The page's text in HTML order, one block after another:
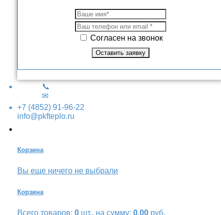
Согласен на звонок
📞
✉
+7 (4852) 91-96-22
info@pkfteplo.ru
Корзина
Вы еще ничего не выбрали
Корзина
Всего товаров: 0 шт., на сумму: 0.00 руб.